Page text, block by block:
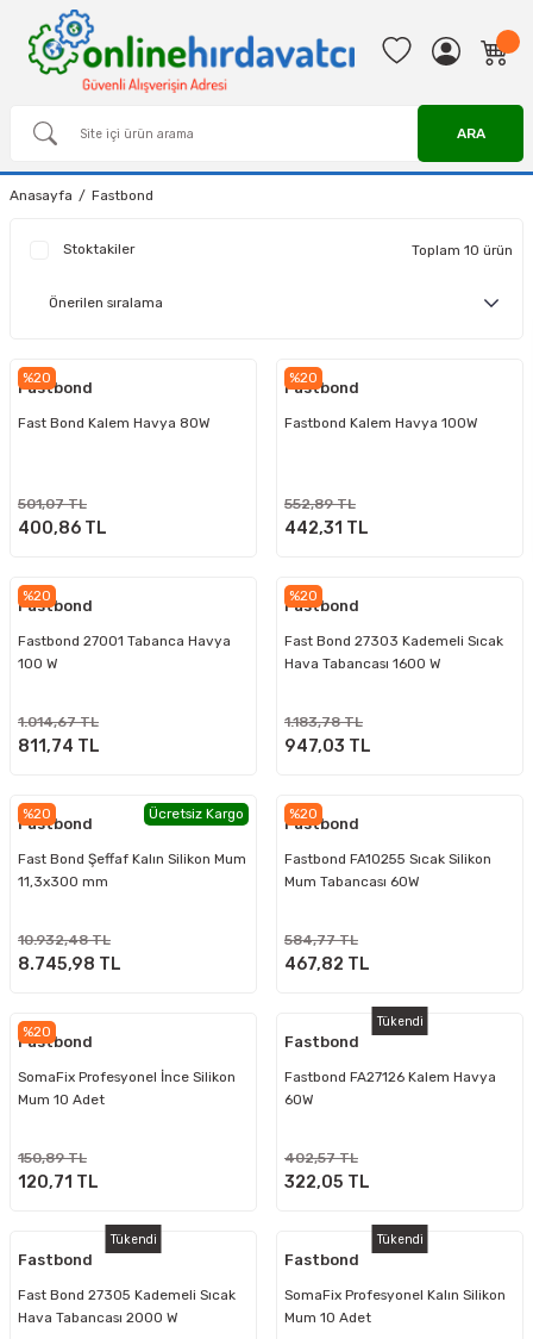
ARA
Anasayfa Fastbond
Stoktakiler Toplam 10 ürün
%20
Fastbond
Fast Bond Kalem Havya 80W
501,07 TL
400,86 TL
%20
Fastbond
Fastbond Kalem Havya 100W
552,89 TL
442,31 TL
%20
Fastbond
Fastbond 27001 Tabanca Havya
100 W
1.014,67 TL
811,74 TL
%20
Fastbond
Fast Bond 27303 Kademeli Sıcak
Hava Tabancası 1600 W
1.183,78 TL
947,03 TL
%20 Ücretsiz Kargo
Fastbond
Fast Bond Şeffaf Kalın Silikon Mum
11,3x300 mm
10.932,48 TL
8.745,98 TL
%20
Fastbond
Fastbond FA10255 Sıcak Silikon
Mum Tabancası 60W
584,77 TL
467,82 TL
%20
Fastbond
SomaFix Profesyonel İnce Silikon
Mum 10 Adet
150,89 TL
120,71 TL
Tükendi
Fastbond
Fastbond FA27126 Kalem Havya
60W
402,57 TL
322,05 TL
Tükendi
Fastbond
Fast Bond 27305 Kademeli Sıcak
Hava Tabancası 2000 W
Tükendi
Fastbond
SomaFix Profesyonel Kalın Silikon
Mum 10 Adet